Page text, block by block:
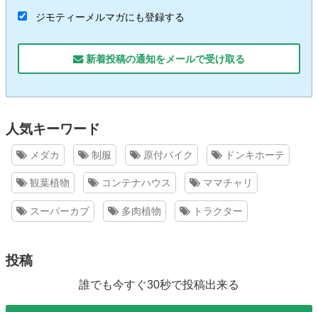
ジモティーメルマガにも登録する
新着投稿の通知をメールで受け取る
人気キーワード
メダカ 制服 原付バイク ドンキホーテ
観葉植物 コンテナハウス ママチャリ
スーパーカブ 多肉植物 トラクター
投稿
誰でも今すぐ30秒で投稿出来る